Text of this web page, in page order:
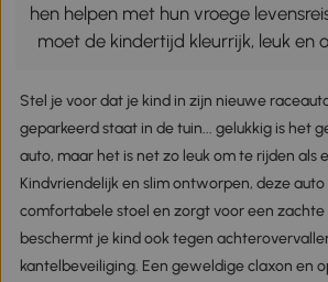
hen helpen met hun vroege
moet de kindertijd kleurrijk, leuk en
Stel je voor dat je kind in zijn nieuwe
geparkeerd staat in de tuin... gelukkig is het
auto, maar het is net zo leuk om te rijden als
Kindvriendelijk en slim ontworpen, deze
comfortabele stoel en zorgt voor een
beschermt je kind ook tegen
kantelbeveiliging. Een geweldige claxon en